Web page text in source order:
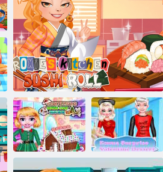
Mutfağı: Kimchi
Jjigae